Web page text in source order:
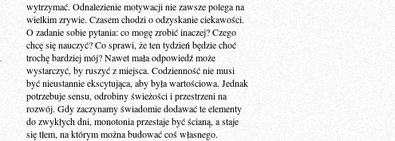
wytrzymać. Odnalezienie motywacji nie zawsze polega na
wielkim zrywie. Czasem chodzi o odzyskanie ciekawości.
O zadanie sobie pytania: co mogę zrobić inaczej? Czego
chcę się nauczyć? Co sprawi, że ten tydzień będzie choć
trochę bardziej mój? Nawet mała odpowiedź może
wystarczyć, by ruszyć z miejsca. Codzienność nie musi
być nieustannie ekscytująca, aby była wartościowa. Jednak
potrzebuje sensu, odrobiny świeżości i przestrzeni na
rozwój. Gdy zaczynamy świadomie dodawać te elementy
do zwykłych dni, monotonia przestaje być ścianą, a staje
się tłem, na którym można budować coś własnego.